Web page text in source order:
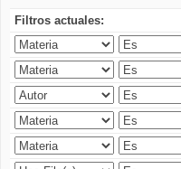
Filtros actuales: